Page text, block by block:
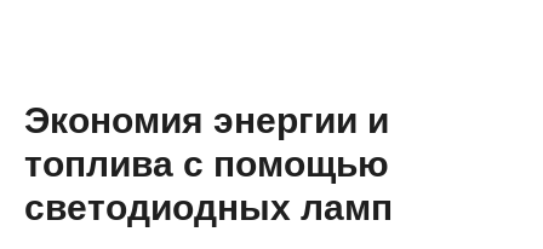
Экономия энергии и
топлива с помощью
светодиодных ламп